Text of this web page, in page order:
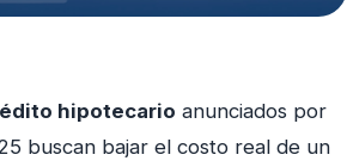
hipotecario anunciados por
buscan bajar el costo real de un